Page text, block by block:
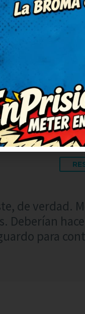
Seguid
Me ha
con una
de verdad.
Deberían
para